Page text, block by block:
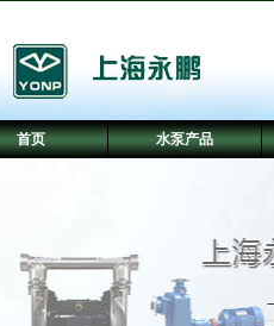
首页 水泵产品